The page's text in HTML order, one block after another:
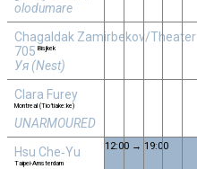
olodumare
Chagaldak Zamirbekov/Theater
705 Bisjkek
Уя (Nest)
Clara Furey
Montreal (Tio’tiake:ke)
UNARMOURED
Hsu Che‑Yu
Taipei-Amsterdam
12:00 → 19:00